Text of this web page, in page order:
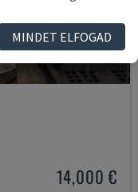
14,000 €
MINDET ELFOGAD